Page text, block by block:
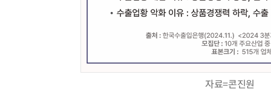
자료=콘진원